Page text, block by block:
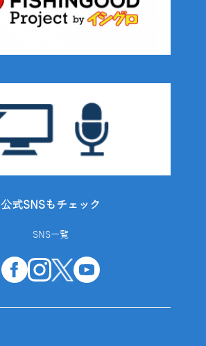
公式SNSもチェック
SNS一覧